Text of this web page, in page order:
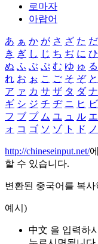
로마자
아랍어
あ ぁ か が さ ざ た だ
き ぎ し じ ち ぢ に ひ
ぬ ふ ぶ ぷ む ゆ ゅ る
れ お ぉ こ ご そ ぞ と
ア ァ カ サ ザ タ ダ ナ
ギ シ ジ チ ヂ ニ ヒ ビ
フ ブ プ ム ユ ュ ル エ
ォ コ ゴ ソ ゾ ト ド ノ
http://chineseinput.net/
할 수 있습니다.
변환된 중국어를 복
예시)
中文 을 입력하